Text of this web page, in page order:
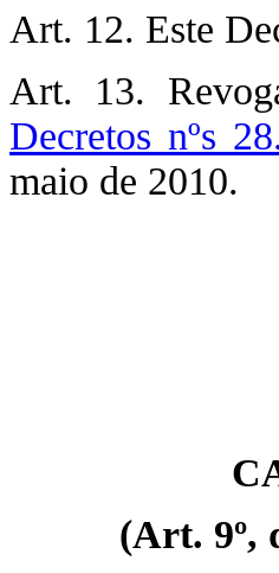
Art. 12. Este
Art. 13.
Decretos nºs
maio de 2010.
(Art. 9º,